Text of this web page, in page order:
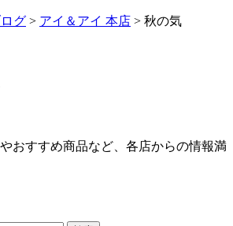
グ > アイ＆アイ 本店 > 秋の気
おすすめ商品など、各店からの情報満